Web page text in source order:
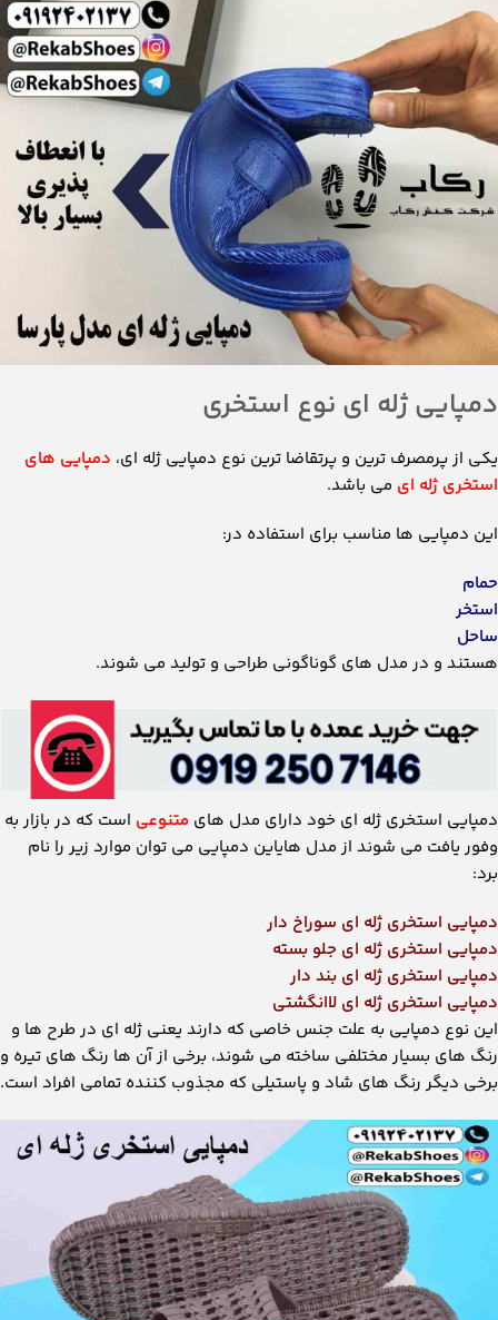
دمپایی ژله ای نوع استخری
یکی از پرمصرف ترین و پرتقاضا ترین نوع دمپایی ژله ای،دمپایی های
استخری ژله ای
می باشد.
این دمپایی ها مناسب برای استفاده در:
ساحل
هستند و در مدل های گوناگونی طراحی و تولید می شوند.
دمپایی استخری ژله ای خود دارای مدل های متنوعی
است که در بازار به
وفور یافت می شوند از مدل هایاین دمپایی می توان موارد زیر را نام
برد:
دمپایی استخری ژله ای سوراخ دار
دمپایی استخری ژله ای جلو بسته
دمپایی استخری ژله ای بند دار
دمپایی استخری ژله ای لاانگشتی
رنگ های بسیار مختلفی ساخته می شوند، برخی از آن ها رنگ های تیره و
برخی دیگر رنگ های شاد و پاستیلی که مجذوب کننده تمامی افراد است.